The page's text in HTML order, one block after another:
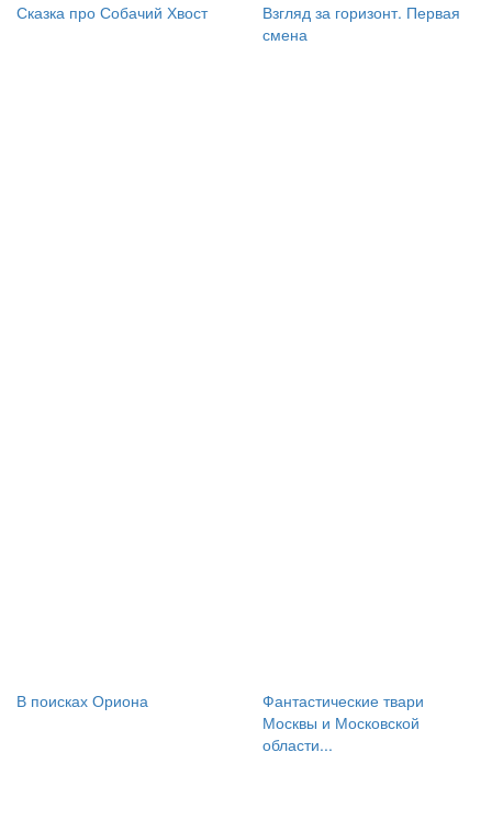
Сказка про Собачий Хвост
Взгляд за горизонт. Первая
смена
В поисках Ориона
Фантастические твари
Москвы и Московской
области...